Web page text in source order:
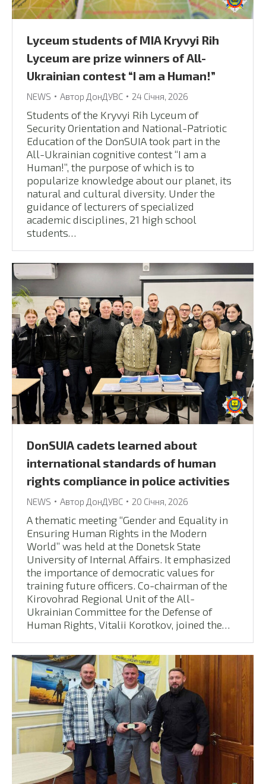
Lyceum students of MIA Kryvyi Rih
Lyceum are prize winners of All-
Ukrainian contest “I am a Human!”
NEWS Автор ДонДУВС 24 Січня, 2026
Students of the Kryvyi Rih Lyceum of
Security Orientation and National-Patriotic
Education of the DonSUIA took part in the
All-Ukrainian cognitive contest “I am a
Human!”, the purpose of which is to
popularize knowledge about our planet, its
natural and cultural diversity. Under the
guidance of lecturers of specialized
academic disciplines, 21 high school
students…
DonSUIA cadets learned about
international standards of human
rights compliance in police activities
NEWS Автор ДонДУВС 20 Січня, 2026
A thematic meeting “Gender and Equality in
Ensuring Human Rights in the Modern
World” was held at the Donetsk State
University of Internal Affairs. It emphasized
the importance of democratic values ​​for
training future officers. Co-chairman of the
Kirovohrad Regional Unit of the All-
Ukrainian Committee for the Defense of
Human Rights, Vitalii Korotkov, joined the…